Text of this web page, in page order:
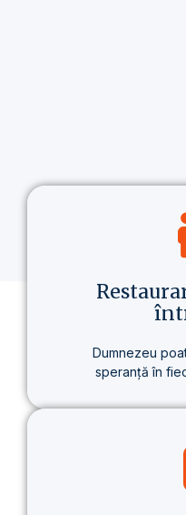
Dumnezeu
speranță în
Nu vorbim
despre un stil
schimbare reală